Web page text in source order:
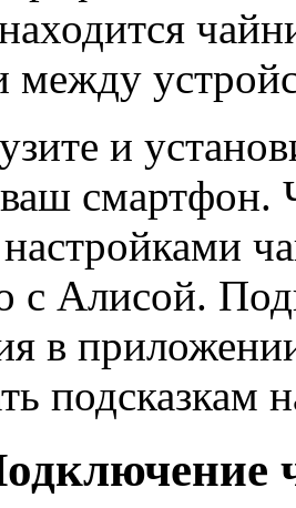
между
и
смартфон.
с Алисой.
в
подсказкам